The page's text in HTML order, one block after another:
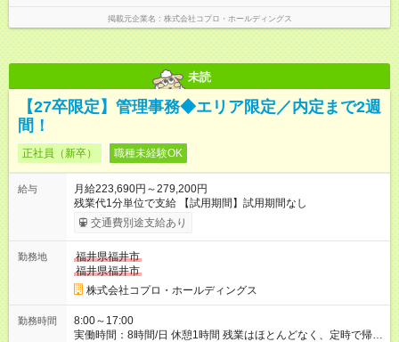
掲載元企業名 株式会社コプロ・ホールディングス
未読
【27卒限定】管理事務◆エリア限定／内定まで2週
間！
正社員（新卒） 職種未経験OK
給与
月給223,690円～279,200円
残業代1分単位で支給 【試用期間】試用期間なし
交通費別途支給あり
勤務地
福井県福井市
福井県福井市
株式会社コプロ・ホールディングス
勤務時間
8:00～17:00
実働時間：8時間/日 休憩1時間 残業はほとんどなく、定時で帰れ